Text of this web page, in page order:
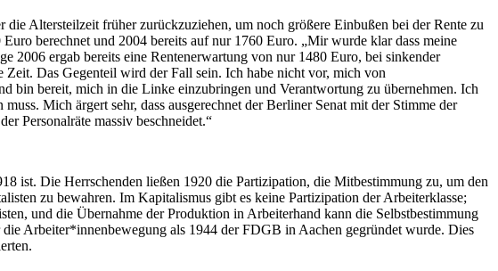
Altersteilzeit früher zurückzuziehen, um noch größere Einbußen bei der Rente zu
berechnet und 2004 bereits auf nur 1760 Euro. „Mir wurde klar dass meine
2006 ergab bereits eine Rentenerwartung von nur 1480 Euro, bei sinkender
Zeit. Das Gegenteil wird der Fall sein. Ich habe nicht vor, mich von
bin bereit, mich in die Linke einzubringen und Verantwortung zu übernehmen. Ich
Mich ärgert sehr, dass ausgerechnet der Berliner Senat mit der Stimme der
Personalräte massiv beschneidet.“
ist. Die Herrschenden ließen 1920 die Partizipation, die Mitbestimmung zu, um den
zu bewahren. Im Kapitalismus gibt es keine Partizipation der Arbeiterklasse;
und die Übernahme der Produktion in Arbeiterhand kann die Selbstbestimmung
Arbeiter*innenbewegung als 1944 der FDGB in Aachen gegründet wurde. Dies